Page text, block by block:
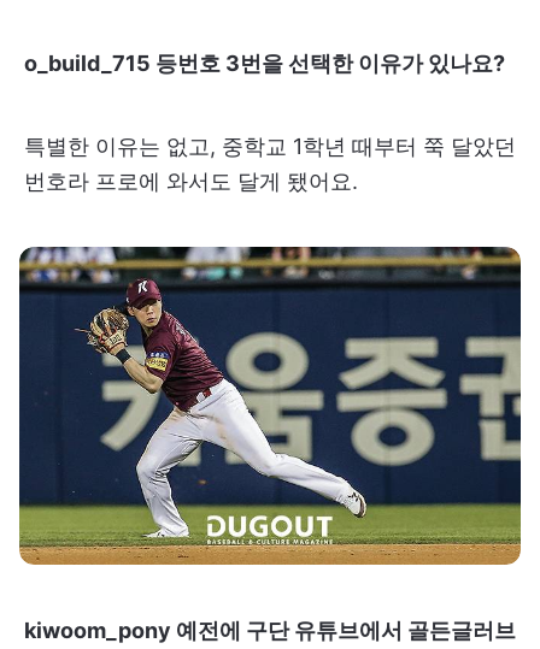
o_build_715 등번호 3번을 선택한 이유가 있나요?
특별한 이유는 없고, 중학교 1학년 때부터 쭉 달았던
번호라 프로에 와서도 달게 됐어요.
kiwoom_pony 예전에 구단 유튜브에서 골든글러브